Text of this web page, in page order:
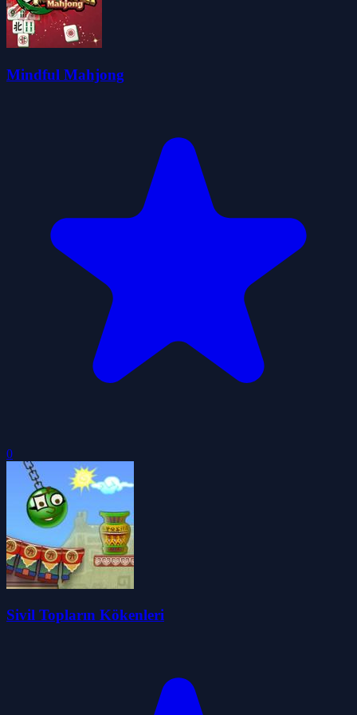
Mindful Mahjong
0
Sivil Topların Kökenleri